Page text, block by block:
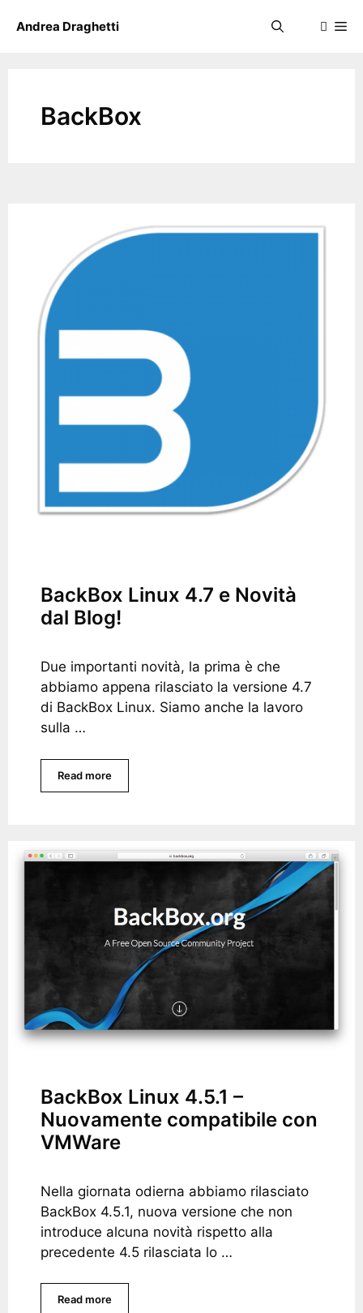
Andrea Draghetti
BackBox
BackBox Linux 4.7 e Novità
dal Blog!
Due importanti novità, la prima è che
abbiamo appena rilasciato la versione 4.7
di BackBox Linux. Siamo anche la lavoro
sulla …
Read more
BackBox Linux 4.5.1 –
Nuovamente compatibile con
VMWare
Nella giornata odierna abbiamo rilasciato
BackBox 4.5.1, nuova versione che non
introduce alcuna novità rispetto alla
precedente 4.5 rilasciata lo …
Read more